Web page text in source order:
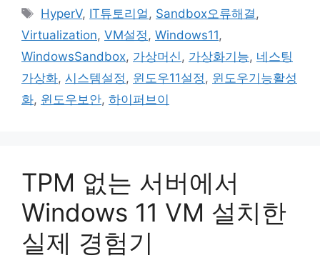
Tags
HyperV, IT튜토리얼 , Sandbox오류해결 ,
Virtualization, VM설정 , Windows11,
WindowsSandbox, 가상머신 , 가상화기능, 네스팅
가상화, 시스템설정 , 윈도우11설정 , 윈도우기능활성
화, 윈도우보안, 하이퍼브이
TPM 없는 서버에서
Windows 11 VM 설치한
실제 경험기